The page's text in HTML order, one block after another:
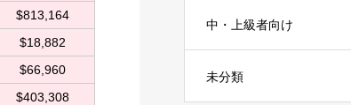
$813,164
$18,882
$66,960
$403,308
中・上級者向け
未分類